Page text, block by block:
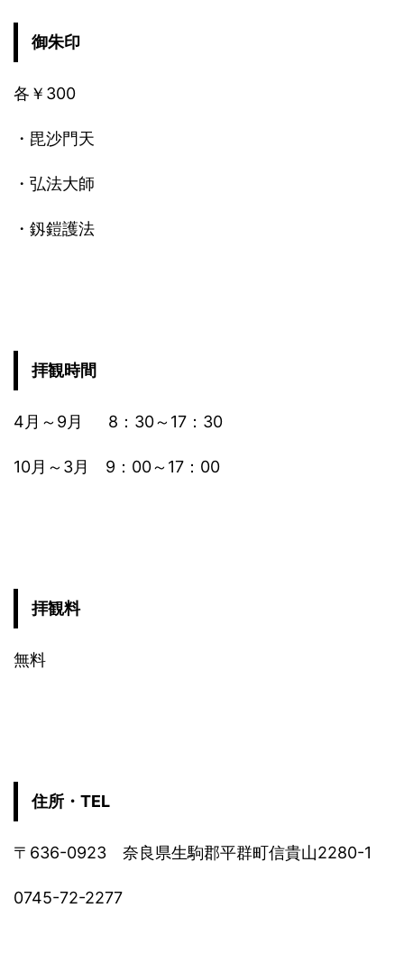
御朱印
各￥300
・毘沙門天
・弘法大師
・釼鎧護法
拝観時間
4月～9月 8：30～17：30
10月～3月 9：00～17：00
拝観料
無料
住所・TEL
〒636-0923 奈良県生駒郡平群町信貴山2280-1
0745-72-2277